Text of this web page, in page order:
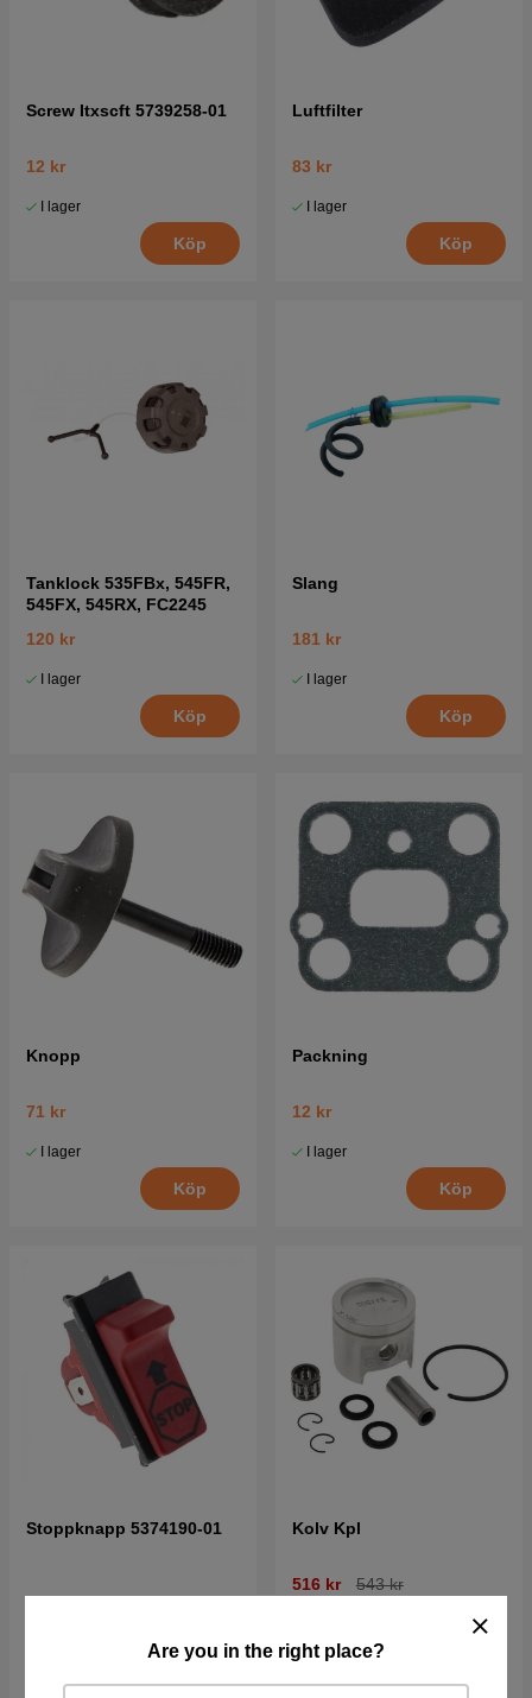
Are you in the right place?
Screw Itxscft 5739258-01
12 kr
I lager
Köp
Luftfilter
83 kr
I lager
Köp
Tanklock 535FBx, 545FR,
545FX, 545RX, FC2245
120 kr
I lager
Köp
Slang
181 kr
I lager
Köp
Knopp
71 kr
I lager
Köp
Packning
12 kr
I lager
Köp
Stoppknapp 5374190-01
Köp
Kolv Kpl
516 kr 543 kr
Best. vara. Skickas om 2-5
vardagar
Köp